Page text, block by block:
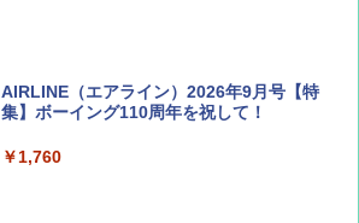
AIRLINE（エアライン）2026年9月号【特
集】ボーイング110周年を祝して！
￥1,760